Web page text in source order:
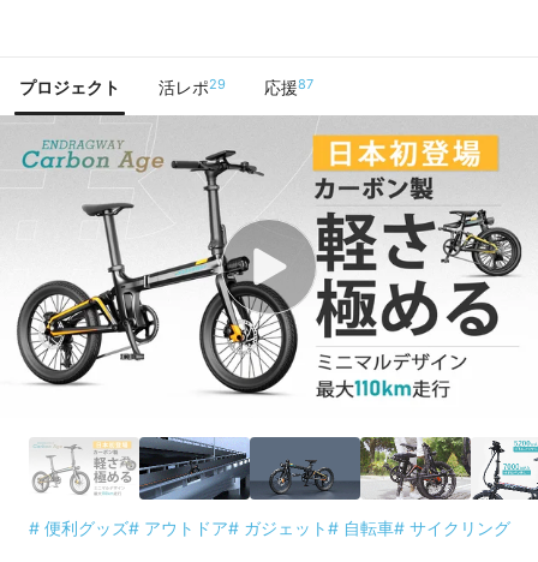
プロジェクト 活レポ29 応援87
# 便利グッズ# アウトドア# ガジェット# 自転車# サイクリング